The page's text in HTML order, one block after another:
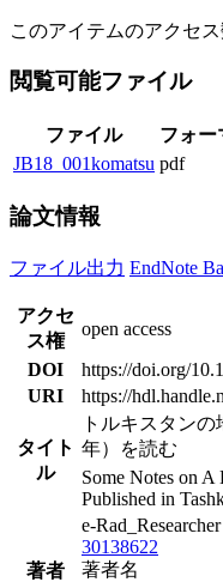
このアイテムのアクセス
閲覧可能ファイル
ファイル フォー
JB18_001komatsu pdf
論文情報
ファイル出力 EndNote
アクセ
ス権
open access
DOI
https://doi.org/
URI
https://
タイト
ル
トルキスタン
年）を読む
Some Notes on
Published in
著者
e-Rad_Researcher
30138622
著者名